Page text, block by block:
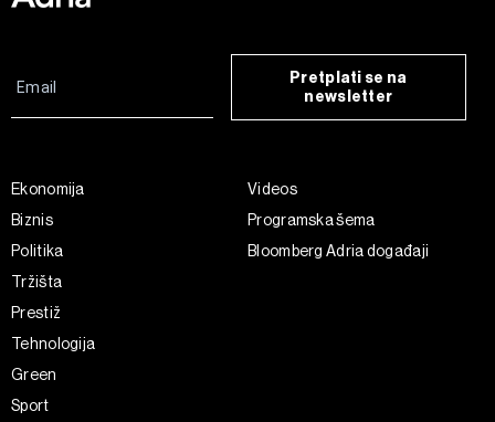
Pretplati se na
newsletter
Ekonomija
Biznis
Politika
Tržišta
Prestiž
Tehnologija
Green
Sport
Videos
Programska šema
Bloomberg Adria događaji